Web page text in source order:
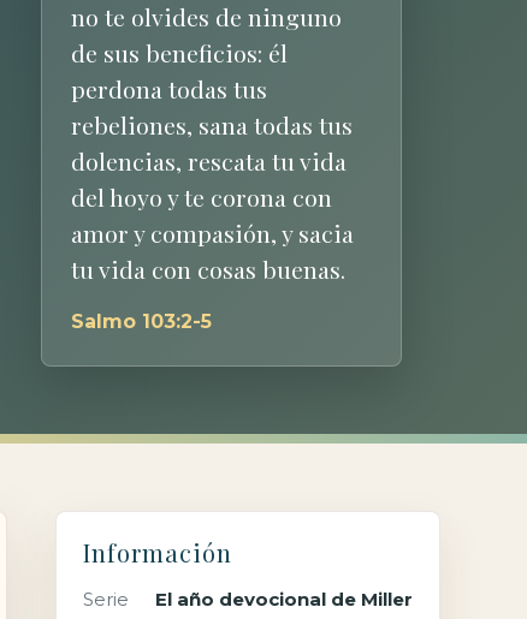
no te olvides de ninguno
de sus beneficios: él
perdona todas tus
rebeliones, sana todas tus
dolencias, rescata tu vida
del hoyo y te corona con
amor y compasión, y sacia
tu vida con cosas buenas.
Salmo 103:2-5
Información
Serie El año devocional de Miller